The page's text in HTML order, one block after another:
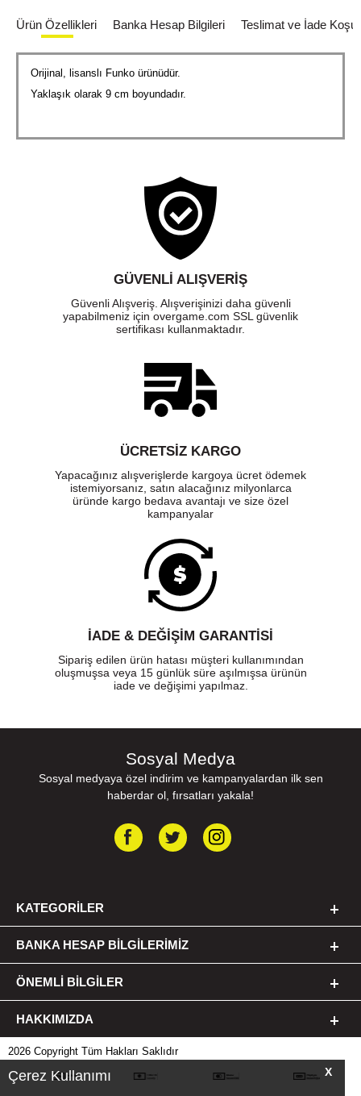
X
Çerez Kullanımı
Ürün Özellikleri Banka Hesap Bilgileri Teslimat ve İade
Orijinal, lisanslı Funko ürünüdür.
Yaklaşık olarak 9 cm boyundadır.
GÜVENLI ALIŞVERIŞ
Güvenli Alışveriş. Alışverişinizi daha güvenli
yapabilmeniz için overgame.com SSL güvenlik
sertifikası kullanmaktadır.
ÜCRETSIZ KARGO
Yapacağınız alışverişlerde kargoya ücret ödemek
istemiyorsanız, satın alacağınız milyonlarca
üründe kargo bedava avantajı ve size özel
kampanyalar
İADE & DEĞİŞİM GARANTİSİ
Sipariş edilen ürün hatası müşteri kullanımından
oluşmuşsa veya 15 günlük süre aşılmışsa ürünün
iade ve değişimi yapılmaz.
Sosyal Medya
Sosyal medyaya özel indirim ve kampanyalardan ilk sen
haberdar ol, fırsatları yakala!
KATEGORILER
BANKA HESAP BILGILERIMIZ
ÖNEMLI BILGILER
HAKKIMIZDA
2026 Copyright Tüm Hakları Saklıdır